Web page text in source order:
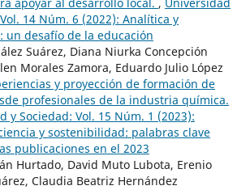
14 Núm. 6 (2022): Analítica y
un desafío de la educación
Suárez, Diana Niurka Concepción
Morales Zamora, Eduardo Julio López
y proyección de formación de
profesionales de la industria química.
y Sociedad: Vol. 15 Núm. 1 (2023):
y sostenibilidad: palabras clave
publicaciones en el 2023
Hurtado, David Muto Lubota, Erenio
Claudia Beatriz Hernández